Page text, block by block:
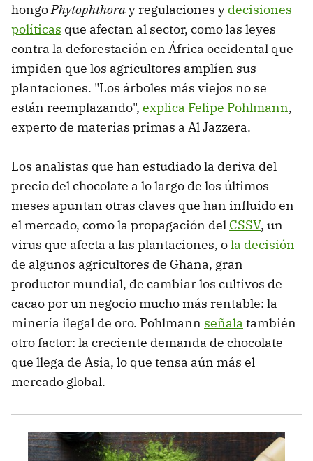
hongoPhytophthoray regulaciones y decisiones
políticas que afectan al sector, como las leyes
contra la deforestación en África occidental que
impiden que los agricultores amplíen sus
plantaciones. "Los árboles más viejos no se
están reemplazando", explica Felipe Pohlmann,
experto de materias primas a Al Jazzera.
Los analistas que han estudiado la deriva del
precio del chocolate a lo largo de los últimos
meses apuntan otras claves que han influido en
el mercado, como la propagación del CSSV, un
virus que afecta a las plantaciones, ola decisión
de algunos agricultores de Ghana, gran
productor mundial, de cambiar los cultivos de
cacao por un negocio mucho más rentable: la
minería ilegal de oro. Pohlmann señala también
otro factor: la creciente demanda de chocolate
que llega de Asia, lo que tensa aún más el
mercado global.